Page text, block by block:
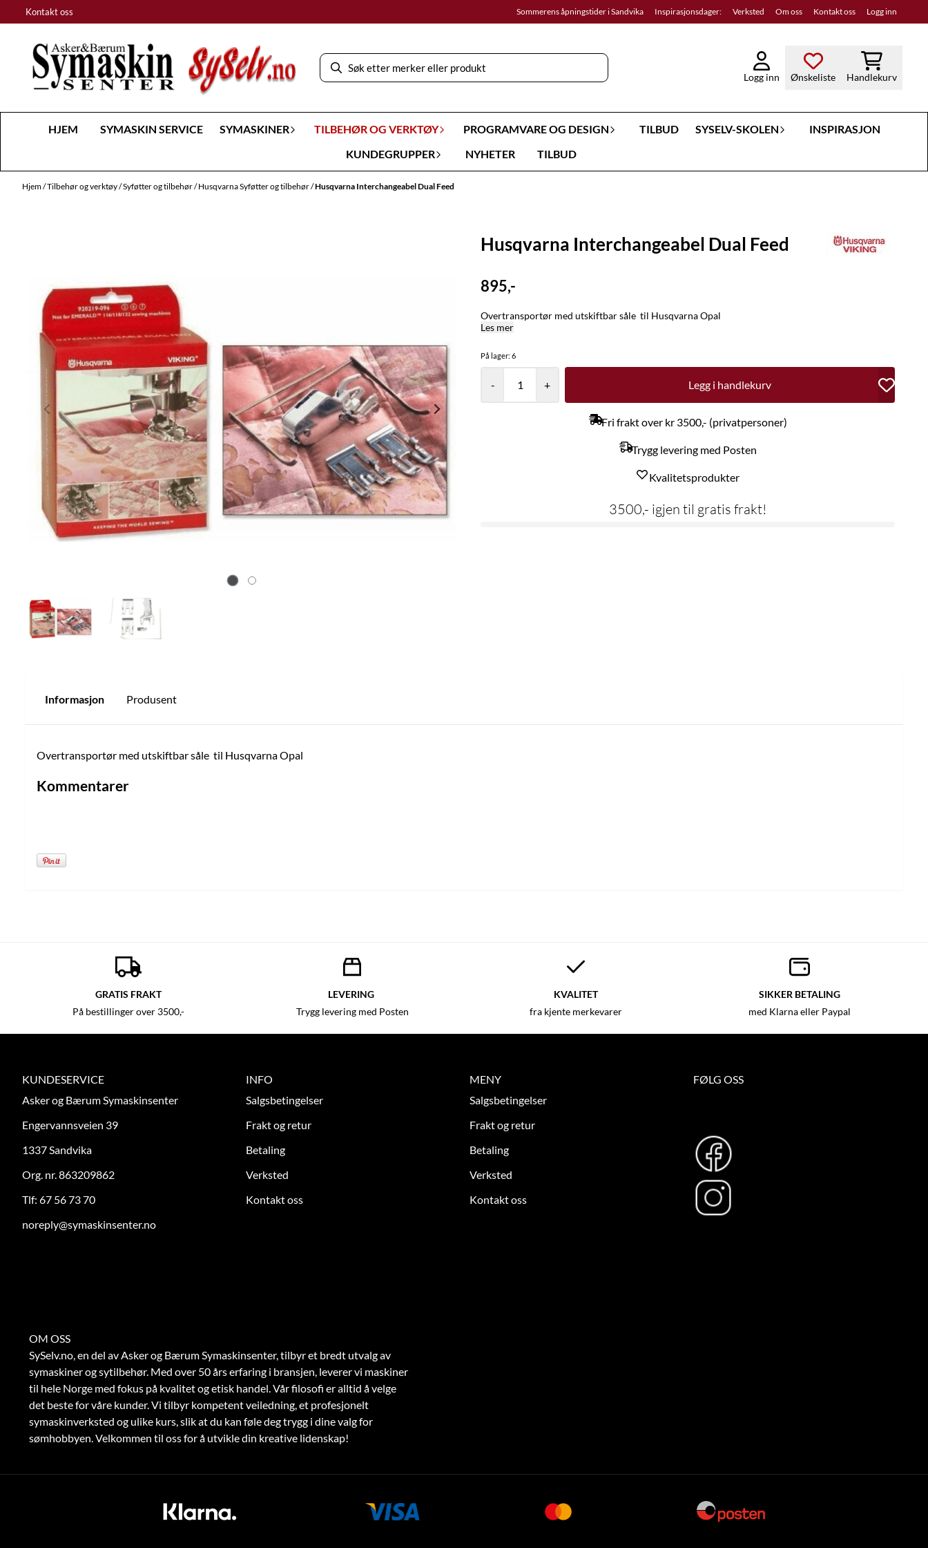
Hopp til innhold
Kontakt oss Sommerens åpningstider i Sandvika Inspirasjonsdager: Verksted Om oss Kontakt oss Logg inn
Logg inn Ønskeliste Handlekurv
HJEM SYMASKIN SERVICE SYMASKINER TILBEHØR OG VERKTØY PROGRAMVARE OG DESIGN TILBUD SYSELV-SKOLEN
INSPIRASJON
KUNDEGRUPPER
NYHETER TILBUD
Hjem/Tilbehør og verktøy/Syføtter og tilbehør/Husqvarna Syføtter og tilbehør/Husqvarna Interchangeabel Dual Feed
Husqvarna Interchangeabel Dual Feed
895,-
Overtransportør med utskiftbar såle til Husqvarna Opal
Les mer
På lager: 6
- + Legg i handlekurv
Fri frakt over kr 3500,- (privatpersoner)
Trygg levering med Posten
Kvalitetsprodukter
3500,- igjen til gratis frakt!
Informasjon Produsent
Overtransportør med utskiftbar såle til Husqvarna Opal
Kommentarer
GRATIS FRAKT
På bestillinger over 3500,-
LEVERING
Trygg levering med Posten
KVALITET
fra kjente merkevarer
SIKKER BETALING
med Klarna eller Paypal
KUNDESERVICE
Asker og Bærum Symaskinsenter
Engervannsveien 39
1337 Sandvika
Org. nr. 863209862
Tlf: 67 56 73 70
noreply@symaskinsenter.no
INFO
Salgsbetingelser
Frakt og retur
Betaling
Verksted
Kontakt oss
MENY
Salgsbetingelser
Frakt og retur
Betaling
Verksted
Kontakt oss
FØLG OSS
OM OSS
SySelv.no, en del av Asker og Bærum Symaskinsenter, tilbyr et bredt utvalg av
symaskiner og sytilbehør. Med over 50 års erfaring i bransjen, leverer vi maskiner
til hele Norge med fokus på kvalitet og etisk handel. Vår filosofi er alltid å velge
det beste for våre kunder. Vi tilbyr kompetent veiledning, et profesjonelt
symaskinverksted og ulike kurs, slik at du kan føle deg trygg i dine valg for
sømhobbyen. Velkommen til oss for å utvikle din kreative lidenskap!